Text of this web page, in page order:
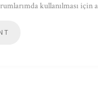
kullanılması için